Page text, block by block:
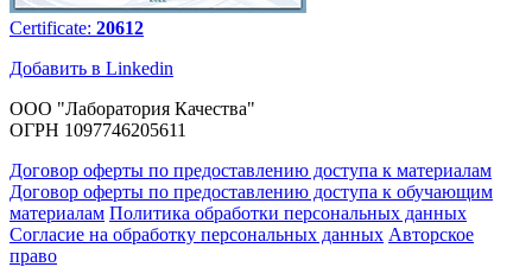
Certificate: 20612
Добавить в Linkedin
ООО "Лаборатория Качества"
ОГРН 1097746205611
Договор оферты по предоставлению доступа к материалам
Договор оферты по предоставлению доступа к обучающим
материалам Политика обработки персональных данных
Согласие на обработку персональных данных Авторское
право